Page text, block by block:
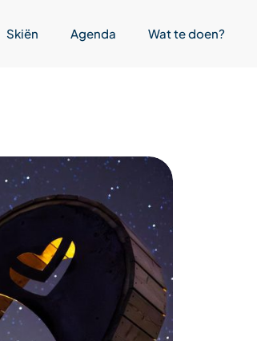
Skiën Agenda Wat te doen?